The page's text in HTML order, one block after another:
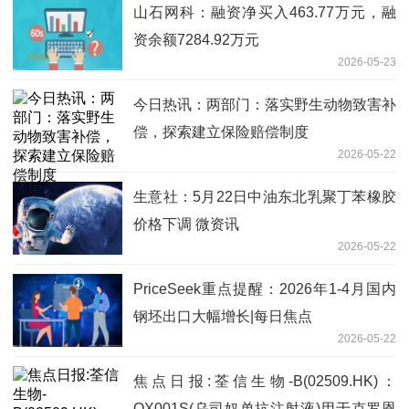
山石网科：融资净买入463.77万元，融
资余额7284.92万元
2026-05-23
今日热讯：两部门：落实野生动物致害补
偿，探索建立保险赔偿制度
2026-05-22
生意社：5月22日中油东北乳聚丁苯橡胶
价格下调 微资讯
2026-05-22
PriceSeek重点提醒：2026年1-4月国内
钢坯出口大幅增长|每日焦点
2026-05-22
焦点日报:荃信生物-B(02509.HK)：